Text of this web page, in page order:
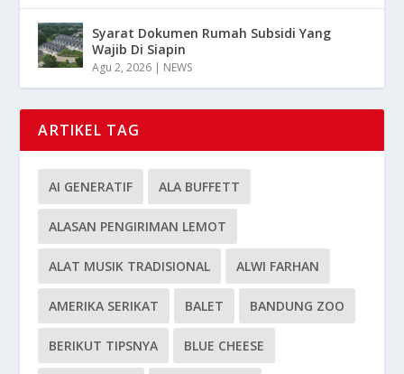
Syarat Dokumen Rumah Subsidi Yang
Wajib Di Siapin
Agu 2, 2026 | NEWS
ARTIKEL TAG
AI GENERATIF ALA BUFFETT
ALASAN PENGIRIMAN LEMOT
ALAT MUSIK TRADISIONAL ALWI FARHAN
AMERIKA SERIKAT BALET BANDUNG ZOO
BERIKUT TIPSNYA BLUE CHEESE